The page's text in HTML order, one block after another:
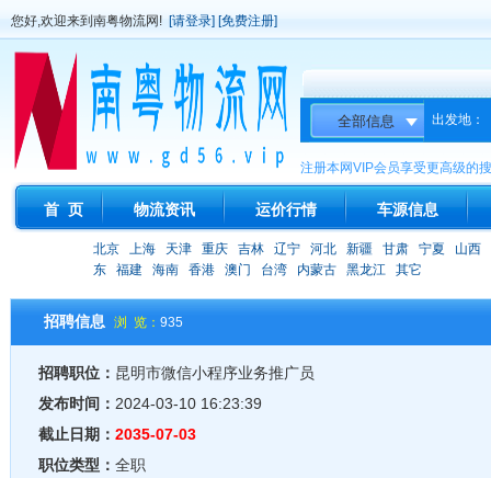
您好,欢迎来到南粤物流网! [请登录] [免费注册]
出发地：
注册本网VIP会员享受更高级的
首 页 物流资讯 运价行情 车源信息
北京 上海 天津 重庆 吉林 辽宁 河北 新疆 甘肃 宁夏
山西
东
福建 海南 香港 澳门 台湾 内蒙古 黑龙江 其它
招聘信息 浏 览： 935
招聘职位： 昆明市微信小程序业务推广员
发布时间： 2024-03-10 16:23:39
截止日期： 2035-07-03
职位类型： 全职